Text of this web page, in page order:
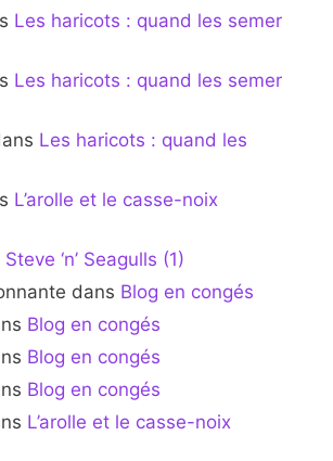
Les haricots : quand les semer
Les haricots : quand les semer
Les haricots : quand les
L’arolle et le casse-noix
Steve ‘n’ Seagulls (1)
dans Blog en congés
Blog en congés
Blog en congés
Blog en congés
L’arolle et le casse-noix